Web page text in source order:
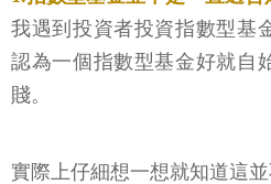
我遇到投資者投資指數型基
認為一個指數型基金好就自
賤。
實際上仔細想一想就知道這並